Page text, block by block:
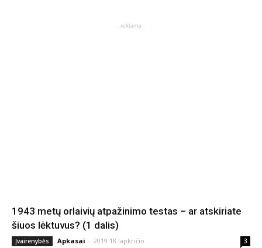
- reklama -
1943 metų orlaivių atpažinimo testas – ar atskiriate
šiuos lėktuvus? (1 dalis)
Įvairenybės Apkasai - 2019 18 lapkričio 3